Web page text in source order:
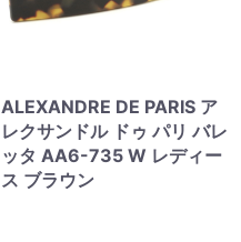
ALEXANDRE DE PARIS ア
レクサンドル ドゥ パリ バレ
ッタ AA6-735 W レディー
ス ブラウン